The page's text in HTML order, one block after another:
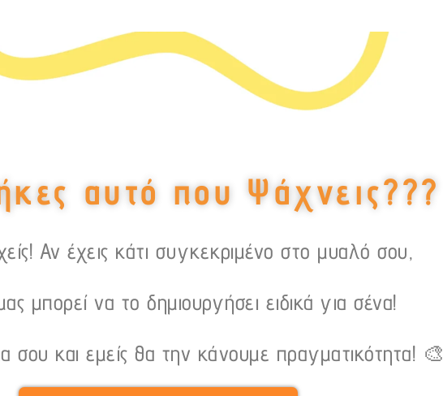
αυτό που Ψάχνεις???
Αν έχεις κάτι συγκεκριμένο στο μυαλό σου,
μπορεί να το δημιουργήσει ειδικά για σένα!
σου και εμείς θα την κάνουμε πραγματικότητα! 🎨